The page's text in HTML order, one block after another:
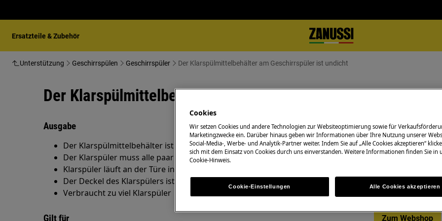
Ersatzteile & Zubehör
Unterstützung Geschirrspülen Geschirrspüler Der Klarspülmittelbehälter am Geschirrspüler ist undicht
Der Klarspülmittelbehälter am Geschirrspüler ist undicht
Ausgabe
Der Klarspülmittelbehälter ist undicht.
Der Klarspüler muss alle paar Tage nachgefüllt werden.
Klarspüler läuft an der Türe innen herunter.
Der Deckel des Klarspülers ist beschädigt.
Verbraucht zu viel Klarspüler
Gilt für
Ersatzteile &
Bestellen Sie
Zanussi-Produkt
günstig per Post
Zum Webshop
Cookies
Wir setzen Cookies und andere Technologien zur Websiteoptimierung sowie für
Marketingzwecke ein. Darüber hinaus geben wir Informationen über Ihre Nutzung unserer
Social-Media-, Werbe- und Analytik-Partner weiter. Indem Sie auf „Alle Cookies akzeptieren“
sich mit dem Einsatz von Cookies durch uns einverstanden. Weitere Informationen finden Sie in
Cookie-Hinweis.
Cookie-Einstellungen Alle Cookies akzeptieren